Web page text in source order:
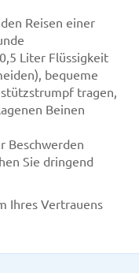
Reisen einer
Liter Flüssigkeit
bequeme
tragen,
Beinen
Beschwerden
Sie dringend
Ihres Vertrauens